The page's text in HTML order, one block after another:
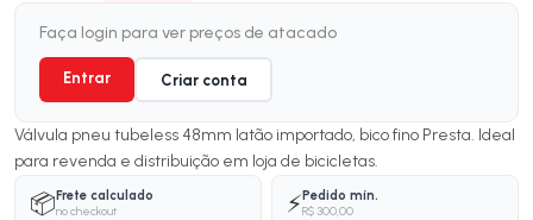
Faça login para ver preços de atacado
Entrar Criar conta
Válvula pneu tubeless 48mm latão importado, bico fino Presta. Ideal
para revenda e distribuição em loja de bicicletas.
📦Frete calculado
no checkout
⚡Pedido mín.
R$ 300,00